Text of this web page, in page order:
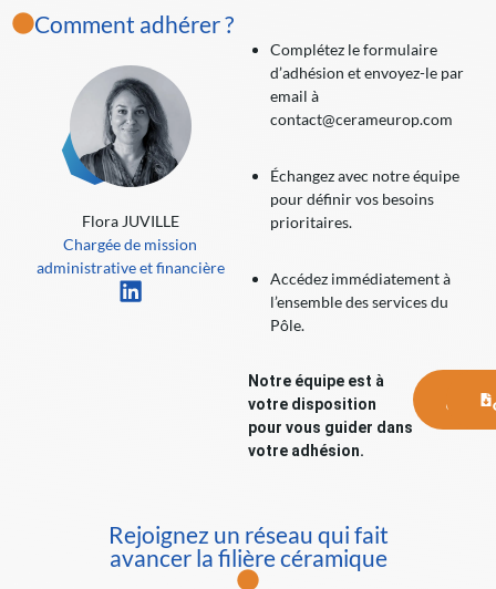
Comment adhérer ?
Flora JUVILLE
Chargée de mission
administrative et financière
Complétez le formulaire
d’adhésion et envoyez-le par
email à
contact@cerameurop.com
Échangez avec notre équipe
pour définir vos besoins
prioritaires.
Accédez immédiatement à
l’ensemble des services du
Pôle.
Notre équipe est à
votre disposition
pour vous guider dans
votre adhésion.
Rejoignez un réseau qui fait
avancer la filière céramique